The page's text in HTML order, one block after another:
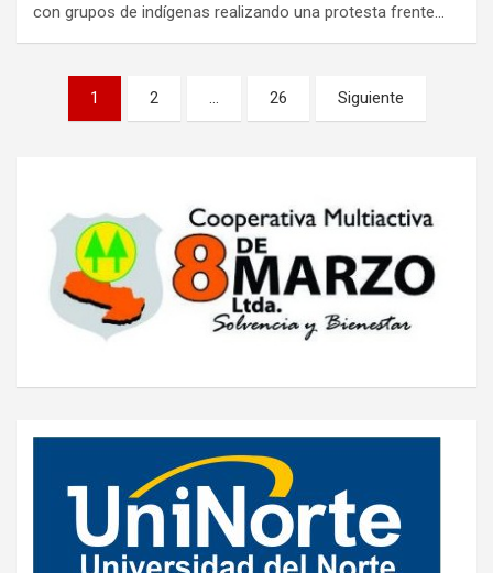
con grupos de indígenas realizando una protesta frente…
Navegación
1 2 … 26 Siguiente